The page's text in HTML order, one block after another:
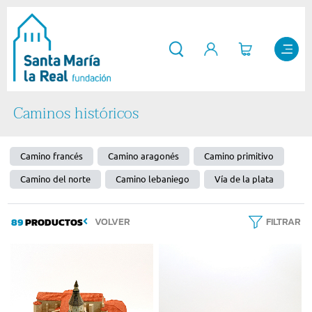
Caminos históricos
Camino francés Camino aragonés Camino primitivo
Camino del norte Camino lebaniego Vía de la plata
89PRODUCTOS VOLVER FILTRAR